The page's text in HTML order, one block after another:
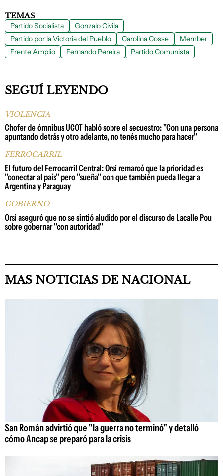
TEMAS
Partido Socialista
Gonzalo Civila
Partido por la Victoria del Pueblo
Carolina Cosse
Member
Frente Amplio
Fernando Pereira Partido Comunista
SEGUÍ LEYENDO
VIOLENCIA
Chofer de ómnibus UCOT habló sobre el secuestro: "Con una persona
apuntando detrás y otro adelante, no tenés mucho para hacer"
FERROCARRIL
El futuro del Ferrocarril Central: Orsi remarcó que la prioridad es
"conectar al país" pero "sueña" con que también pueda llegar a
Argentina y Paraguay
GOBIERNO
Orsi aseguró que no se sintió aludido por el discurso de Lacalle Pou
sobre gobernar "con autoridad"
MAS NOTICIAS DE NACIONAL
San Román advirtió que "la guerra no terminó" y detalló
cómo Ancap se preparó para la crisis